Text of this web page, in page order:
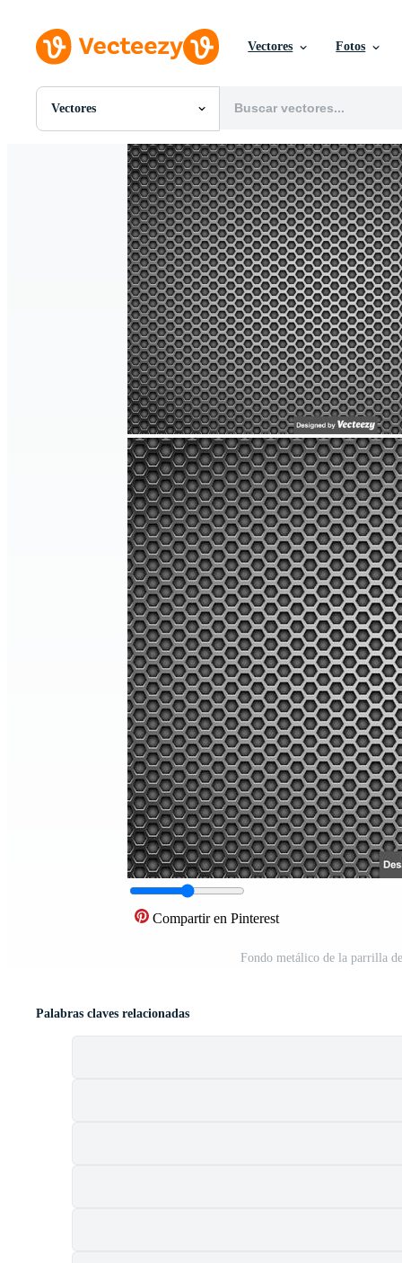
Vectores Fotos
Vectores
Todas Imágenes
Gráficos en Movimiento
Imágenes Editoriales
Eventos Editoriales
Compartir en Pinterest
Fondo metálico de la parrilla
Palabras claves relacionadas